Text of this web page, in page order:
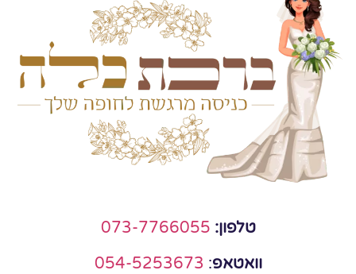
טלפון: 073-7766055
וואטאפ:
054-5253673